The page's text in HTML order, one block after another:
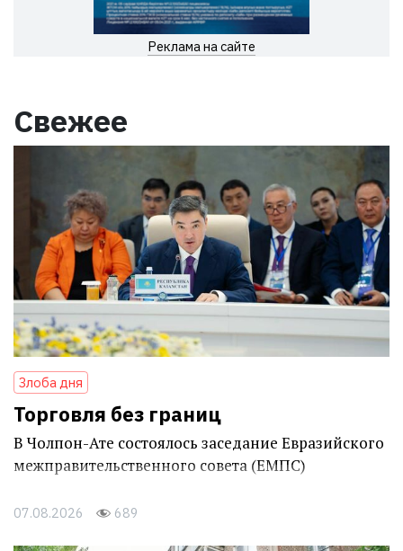
Реклама на сайте
Свежее
Злоба дня
Торговля без границ
В Чолпон-Ате состоялось заседание Евразийского
межправительственного совета (ЕМПС)
07.08.2026 689